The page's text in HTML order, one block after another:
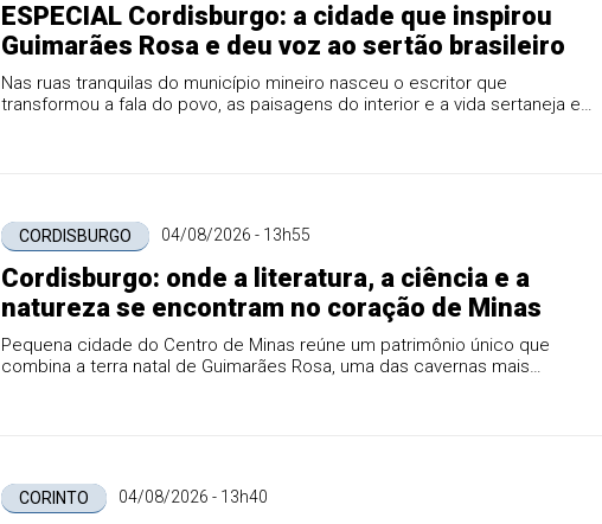
ESPECIAL Cordisburgo: a cidade que inspirou
Guimarães Rosa e deu voz ao sertão brasileiro
Nas ruas tranquilas do município mineiro nasceu o escritor que
transformou a fala do povo, as paisagens do interior e a vida sertaneja em
CORDISBURGO 04/08/2026 - 13h55
Cordisburgo: onde a literatura, a ciência e a
natureza se encontram no coração de Minas
Pequena cidade do Centro de Minas reúne um patrimônio único que
combina a terra natal de Guimarães Rosa, uma das cavernas mais
CORINTO 04/08/2026 - 13h40